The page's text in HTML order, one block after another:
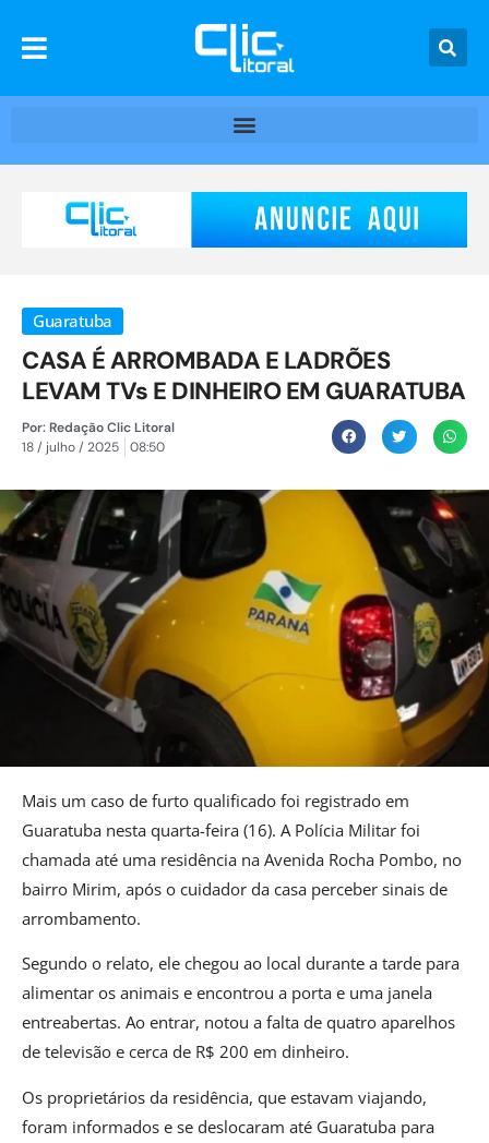
Guaratuba
CASA É ARROMBADA E LADRÕES
LEVAM TVs E DINHEIRO EM GUARATUBA
Por:Redação Clic Litoral
18 / julho / 2025
08:50
Mais um caso de furto qualificado foi registrado em
Guaratuba nesta quarta-feira (16). A Polícia Militar foi
chamada até uma residência na Avenida Rocha Pombo, no
bairro Mirim, após o cuidador da casa perceber sinais de
arrombamento.
Segundo o relato, ele chegou ao local durante a tarde para
alimentar os animais e encontrou a porta e uma janela
entreabertas. Ao entrar, notou a falta de quatro aparelhos
de televisão e cerca de R$ 200 em dinheiro.
Os proprietários da residência, que estavam viajando,
foram informados e se deslocaram até Guaratuba para